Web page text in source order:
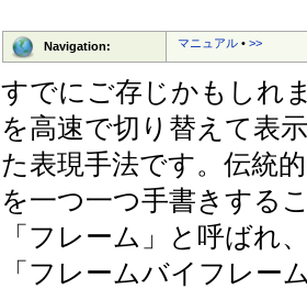
Navigation: マニュアル •>>
すでにご存じかもしれ
を高速で切り替えて表
た表現手法です。伝統
を一つ一つ手書きする
「フレーム」と呼ばれ
「フレームバイフレー